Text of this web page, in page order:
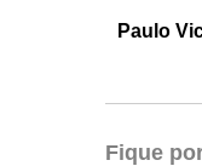
Paulo
Fique